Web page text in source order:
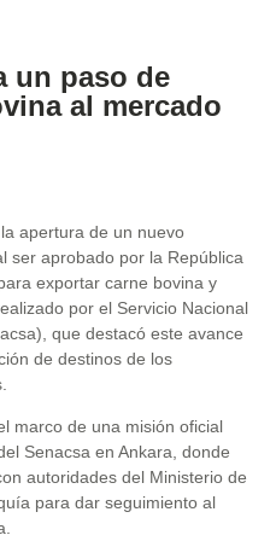
un paso de
al mercado
apertura de un nuevo
ser aprobado por la República
exportar carne bovina y
por el Servicio Nacional
que destacó este avance
de destinos de los
marco de una misión oficial
Senacsa en Ankara, donde
autoridades del Ministerio de
para dar seguimiento al